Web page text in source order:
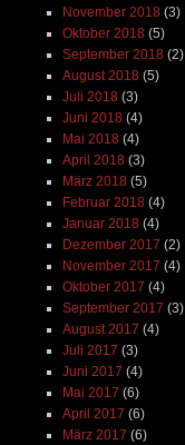
November 2018 (3)
Oktober 2018 (5)
September 2018 (2)
August 2018 (5)
Juli 2018 (3)
Juni 2018 (4)
Mai 2018 (4)
April 2018 (3)
März 2018 (5)
Februar 2018 (4)
Januar 2018 (4)
Dezember 2017 (2)
November 2017 (4)
Oktober 2017 (4)
September 2017 (3)
August 2017 (4)
Juli 2017 (3)
Juni 2017 (4)
Mai 2017 (6)
April 2017 (6)
März 2017 (6)